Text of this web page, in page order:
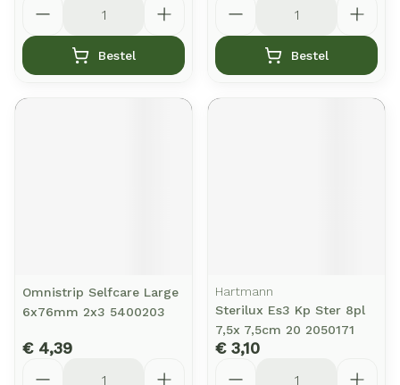
Bestel Bestel
Omnistrip Selfcare Large
6x76mm 2x3 5400203
€ 4,39
Hartmann
Sterilux Es3 Kp Ster 8pl
7,5x 7,5cm 20 2050171
€ 3,10